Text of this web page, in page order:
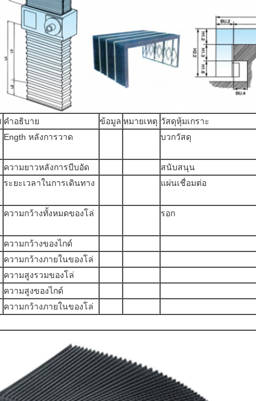
คำอธิบาย ข้อมูล หมายเหตุ วัสดุหุ้มเกราะ
Ength หลังการวาด บวกวัสดุ
ความยาวหลังการบีบอัด สนับสนุน
ระยะเวลาในการเดินทาง แผ่นเชื่อมต่อ
ความกว้างทั้งหมดของโล่ รอก
ความกว้างของไกด์
ความกว้างภายในของโล่
ความสูงรวมของโล่
ความสูงของไกด์
ความกว้างภายในของโล่